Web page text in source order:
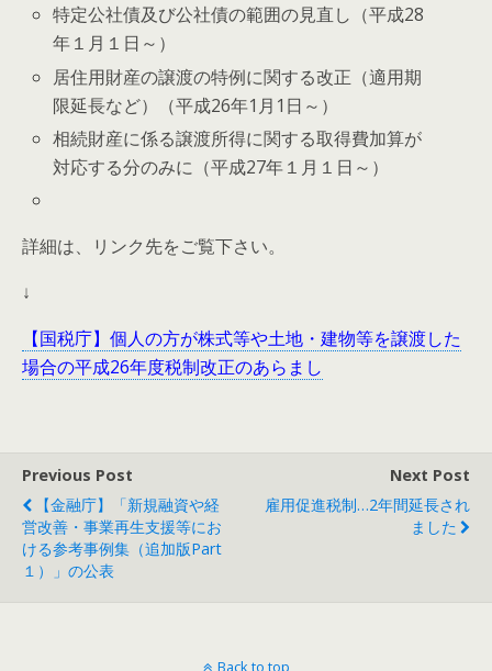
特定公社債及び公社債の範囲の見直し（平成28
年１月１日～）
居住用財産の譲渡の特例に関する改正（適用期
限延長など）（平成26年1月1日～）
相続財産に係る譲渡所得に関する取得費加算が
対応する分のみに（平成27年１月１日～）
詳細は、リンク先をご覧下さい。
↓
【国税庁】個人の方が株式等や土地・建物等を譲渡した
場合の平成26年度税制改正のあらまし
Previous Post
【金融庁】「新規融資や経
営改善・事業再生支援等にお
ける参考事例集（追加版Part
１）」の公表
Next Post
雇用促進税制…2年間延長され
ました
Back to top